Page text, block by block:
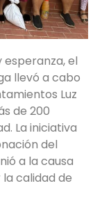
esperanza, el
llevó a cabo
Luz
de 200
La iniciativa
del
a la causa
calidad de